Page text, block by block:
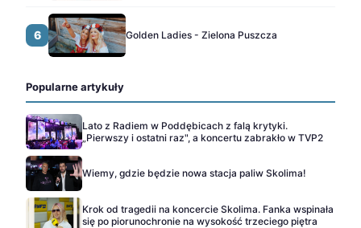
6 Golden Ladies - Zielona Puszcza
Popularne artykuły
Lato z Radiem w Poddębicach z falą krytyki.
„Pierwszy i ostatni raz", a koncertu zabrakło w TVP2
Wiemy, gdzie będzie nowa stacja paliw Skolima!
Krok od tragedii na koncercie Skolima. Fanka wspinała
się po piorunochronie na wysokość trzeciego piętra